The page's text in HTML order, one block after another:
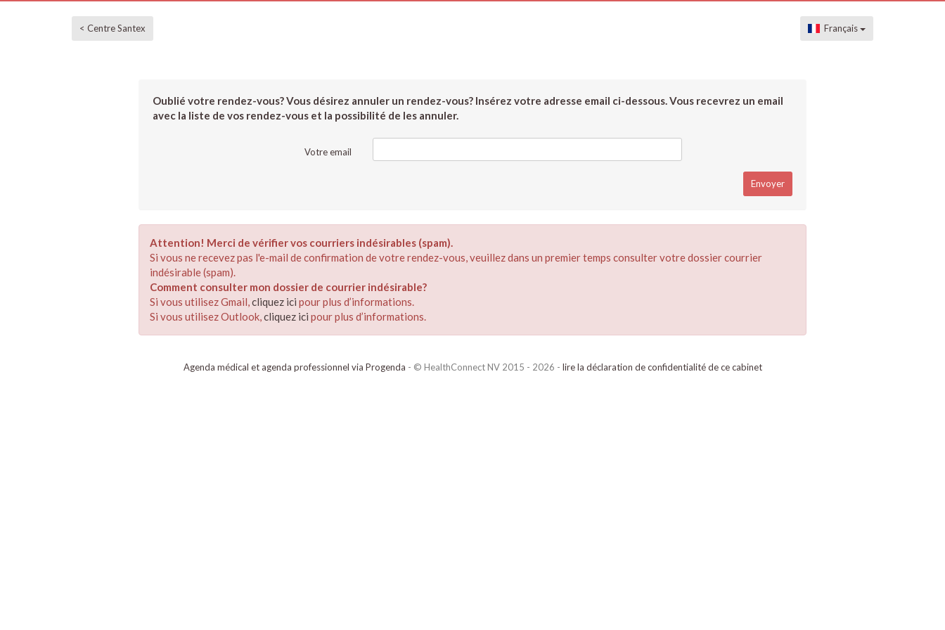
< Centre Santex Français
Oublié votre rendez-vous? Vous désirez annuler un rendez-vous? Insérez votre adresse email ci-dessous. Vous recevrez un email
avec la liste de vos rendez-vous et la possibilité de les annuler.
Votre email
Attention! Merci de vérifier vos courriers indésirables (spam).
Si vous ne recevez pas l'e-mail de confirmation de votre rendez-vous, veuillez dans un premier temps consulter votre dossier courrier
indésirable (spam).
Comment consulter mon dossier de courrier indésirable?
Si vous utilisez Gmail,cliquez ici pour plus d’informations.
Si vous utilisez Outlook,cliquez ici pour plus d’informations.
Agenda médical et agenda professionnel via Progenda - © HealthConnect NV 2015 - 2026 - lire la déclaration de confidentialité de ce cabinet